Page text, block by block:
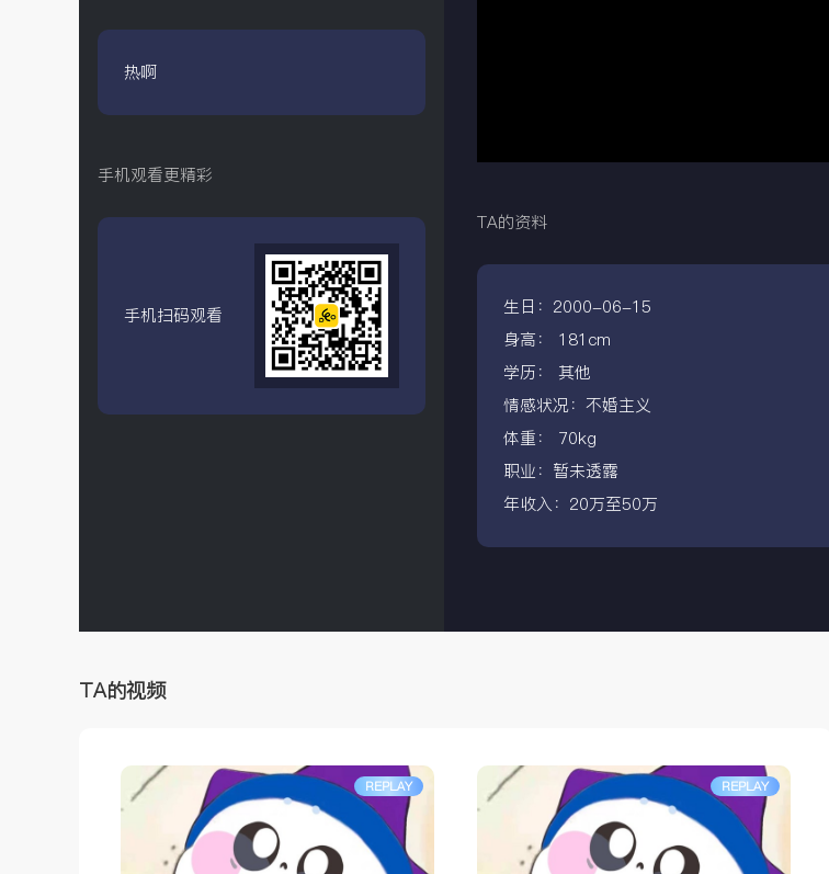
热啊
手机观看更精彩
手机扫码观看
TA的资料
生日：2000-06-15
身高： 181cm
学历： 其他
情感状况：不婚主义
体重： 70kg
职业：暂未透露
年收入：20万至50万
TA的视频
REPLAY REPLAY